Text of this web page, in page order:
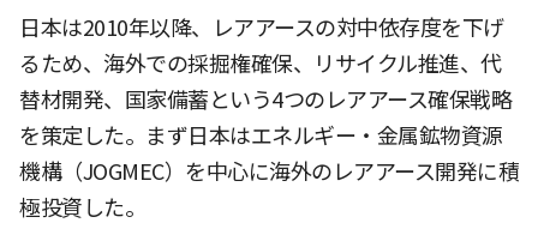
日本は2010年以降、レアアースの対中依存度を下げ
るため、海外での採掘権確保、リサイクル推進、代
替材開発、国家備蓄という4つのレアアース確保戦略
を策定した。まず日本はエネルギー・金属鉱物資源
機構（JOGMEC）を中心に海外のレアアース開発に積
極投資した。